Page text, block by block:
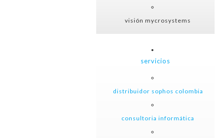
visión mycrosystems
servicios
distribuidor sophos colombia
consultoria informática